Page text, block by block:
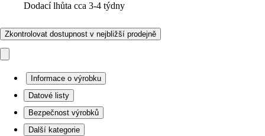
Dodací lhůta cca 3-4 týdny
Zkontrolovat dostupnost v nejbližší prodejně
Informace o výrobku
Datové listy
Bezpečnost výrobků
Další kategorie